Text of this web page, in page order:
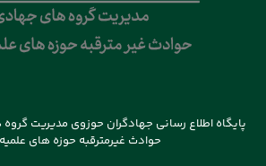
پایگاه اطلاع رسانی جهادگران حوزوی مدیریت
حوادث غیرمترقبه حوزه های